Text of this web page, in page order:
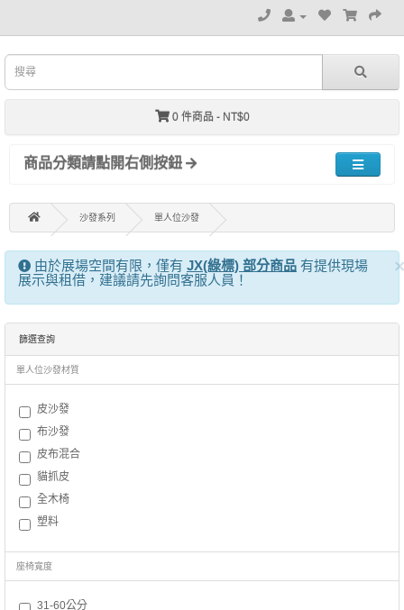
0 件商品 - NT$0
商品分類請點開右側按鈕
沙發系列 單人位沙發
×
由於展場空間有限，僅有 JX(綠標) 部分商品 有提供現場
展示與租借，建議請先詢問客服人員！
篩選查詢
單人位沙發材質
皮沙發
布沙發
皮布混合
貓抓皮
全木椅
塑料
座椅寬度
31-60公分